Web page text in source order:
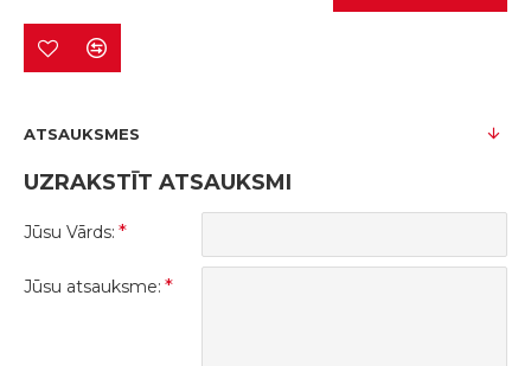
ATSAUKSMES
UZRAKSTĪT ATSAUKSMI
Jūsu Vārds:
Jūsu atsauksme: